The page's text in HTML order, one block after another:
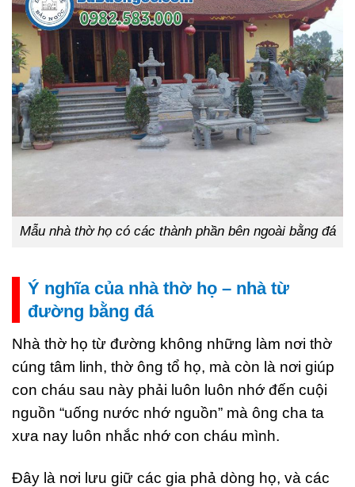
Mẫu nhà thờ họ có các thành phần bên ngoài bằng đá
Ý nghĩa của nhà thờ họ – nhà từ
đường bằng đá
Nhà thờ họ từ đường không những làm nơi thờ
cúng tâm linh, thờ ông tổ họ, mà còn là nơi giúp
con cháu sau này phải luôn luôn nhớ đến cuội
nguồn “uống nước nhớ nguồn” mà ông cha ta
xưa nay luôn nhắc nhớ con cháu mình.
Đây là nơi lưu giữ các gia phả dòng họ, và các